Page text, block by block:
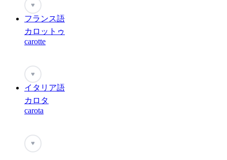
♥
フランス語
カロットゥ
carotte
♥
イタリア語
カロタ
carota
♥